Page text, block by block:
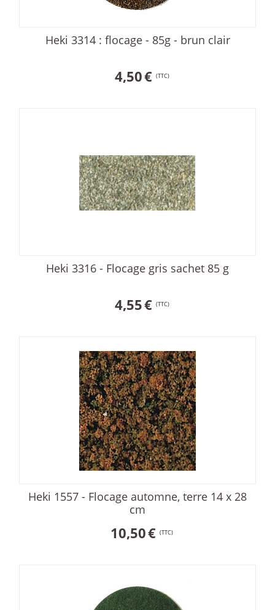
Heki 3314 : flocage - 85g - brun clair
4,50€ (TTC)
Heki 3316 - Flocage gris sachet 85 g
4,55€ (TTC)
Heki 1557 - Flocage automne, terre 14 x 28
cm
10,50€ (TTC)